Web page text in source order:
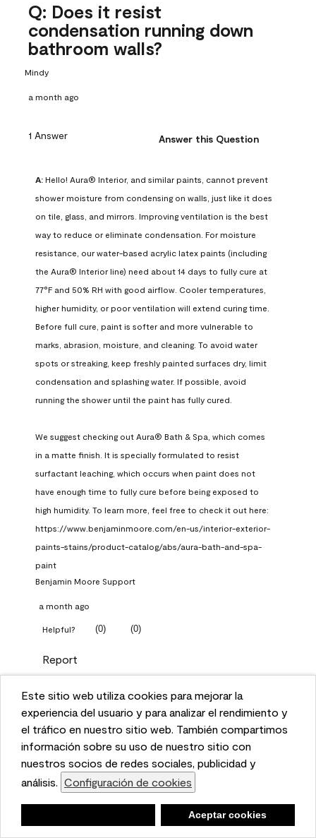
This website uses cookies to enhance user experience
and to analyze performance and traffic on our website.
We also share information about your use of our site
with our social media, advertising, and analytics
partners. Cookie Settings
Accept Cookies
Este sitio web utiliza cookies para mejorar la
experiencia del usuario y para analizar el rendimiento y
el tráfico en nuestro sitio web. También compartimos
información sobre su uso de nuestro sitio con
nuestros socios de redes sociales, publicidad y
análisis. Configuración de cookies
Aceptar cookies
Q: Does it resist
condensation running down
bathroom walls?
Mindy
a month ago
1 Answer Answer this Question
A: Hello! Aura® Interior, and similar paints, cannot prevent
shower moisture from condensing on walls, just like it does
on tile, glass, and mirrors. Improving ventilation is the best
way to reduce or eliminate condensation. For moisture
resistance, our water-based acrylic latex paints (including
the Aura® Interior line) need about 14 days to fully cure at
77°F and 50% RH with good airflow. Cooler temperatures,
higher humidity, or poor ventilation will extend curing time.
Before full cure, paint is softer and more vulnerable to
marks, abrasion, moisture, and cleaning. To avoid water
spots or streaking, keep freshly painted surfaces dry, limit
condensation and splashing water. If possible, avoid
running the shower until the paint has fully cured.
We suggest checking out Aura® Bath & Spa, which comes
in a matte finish. It is specially formulated to resist
surfactant leaching, which occurs when paint does not
have enough time to fully cure before being exposed to
high humidity. To learn more, feel free to check it out here:
https://www.benjaminmoore.com/en-us/interior-exterior-
paints-stains/product-catalog/abs/aura-bath-and-spa-
paint
Benjamin Moore Support
a month ago
Helpful? (0) (0)
Report
Q: What Aura paint color
should I use in north facing
entryway?
1 Answer